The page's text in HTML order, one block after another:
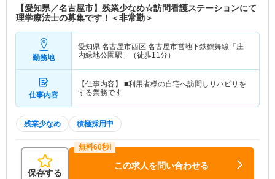
【愛知県／名古屋市】残業少なめ☆訪問看護ステーションにて
理学療法士の募集です！＜非常勤＞
勤務地
愛知県 名古屋市西区 名古屋市営地下鉄鶴舞線「庄
内緑地公園駅」（徒歩11分）
仕事内容
【仕事内容】 ■利用者様の自宅へ訪問しリハビリを
する業務です
残業少なめ 積極採用中
保存する
この求人を問い合わせる